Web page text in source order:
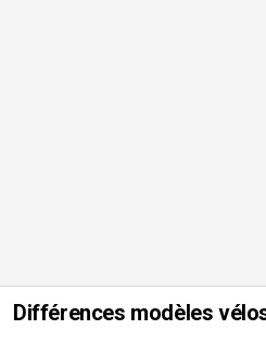
Différences modèles